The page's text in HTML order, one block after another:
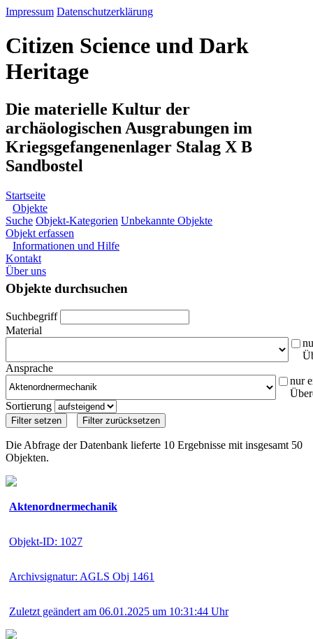
Impressum Datenschutzerklärung
Citizen Science und Dark
Heritage
Die materielle Kultur der
archäologischen Ausgrabungen im
Kriegsgefangenenlager Stalag X B
Sandbostel
Startseite
Objekte
Suche Objekt-Kategorien Unbekannte Objekte
Objekt erfassen
Informationen und Hilfe
Kontakt
Über uns
Objekte durchsuchen
Suchbegriff
Material
Ansprache
nur
Sortierung
Die Abfrage der Datenbank lieferte 10 Ergebnisse mit insgesamt 50
Objekten.
Aktenordnermechanik
Objekt-ID: 1027
Archivsignatur: AGLS Obj 1461
Zuletzt geändert am 06.01.2025 um 10:31:44 Uhr